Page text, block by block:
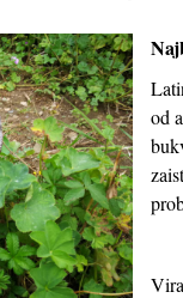
od